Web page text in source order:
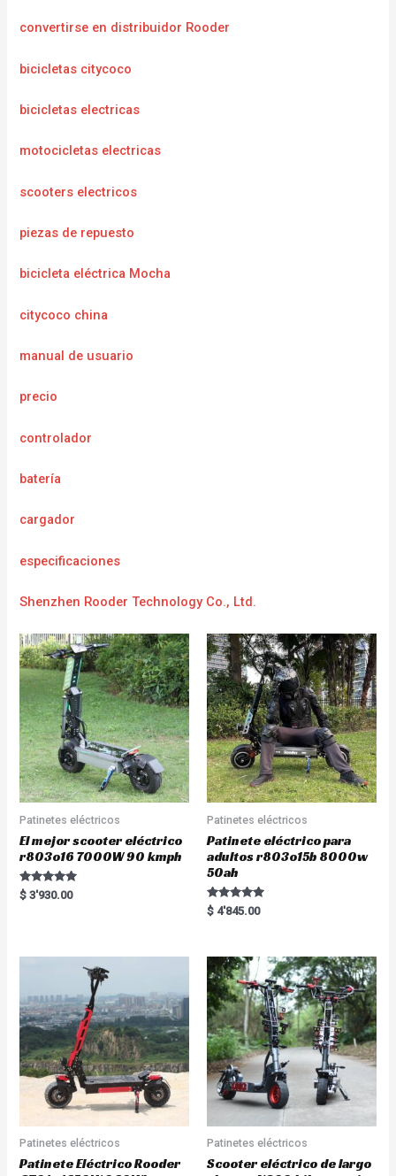
convertirse en distribuidor Rooder
bicicletas citycoco
bicicletas electricas
motocicletas electricas
scooters electricos
piezas de repuesto
bicicleta eléctrica Mocha
citycoco china
manual de usuario
precio
controlador
batería
cargador
especificaciones
Shenzhen Rooder Technology Co., Ltd.
Patinetes eléctricos
El mejor scooter eléctrico
r803o16 7000W 90 kmph
Rated
5.00
$ 3'930.00
Patinetes eléctricos
Patinete eléctrico para
adultos r803o15b 8000w
50ah
Rated
5.00
$ 4'845.00
Patinetes eléctricos
Patinete Eléctrico Rooder
Patinetes eléctricos
Scooter eléctrico de largo